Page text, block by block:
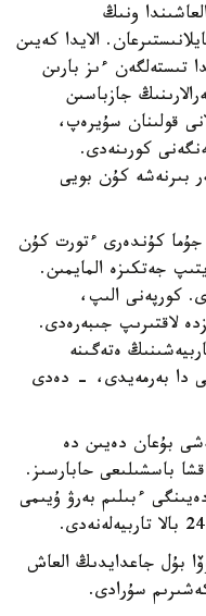
ونىڭ
الايدا كەيىن
تىستەلگەن ءىز بارىن
جازباسىن
قولىنان سۇيرەپ،
كورىنەدى.
بىرنەشە كۇن بويى
كۇندەرى ءتورت كۇن
جەتكىزە المايمىن.
كورپەنى الىپ،
لاقتىرىپ جىبەرەدى.
ەتەگىنە
دا بەرمەيدى، - دەدى
بۇعان دەيىن دە
باسشىلىعى حابارسىز.
ءبىلىم بەرۋ ۇيىمى
بۇل جاعدايدىڭ العاش
سۇرادى.